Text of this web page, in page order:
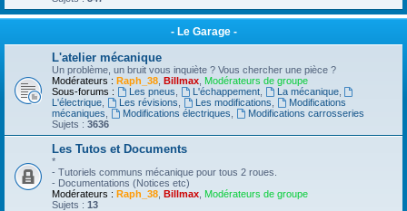
- Le Garage -
L'atelier mécanique
Un problème, un bruit vous inquiète ? Vous chercher une pièce ?
Modérateurs : Raph_38 Billmax Modérateurs de groupe
Sous-forums :
Les pneus L'échappement, La mécanique,
L'électrique
Les révisions Les modifications
Modifications
mécaniques
Modifications électriques
Modifications carrosseries
Sujets : 3636
Les Tutos et Documents
*
- Tutoriels communs mécanique pour tous 2 roues.
- Documentations (Notices etc)
Modérateurs : Raph_38 Billmax Modérateurs de groupe
Sujets : 13